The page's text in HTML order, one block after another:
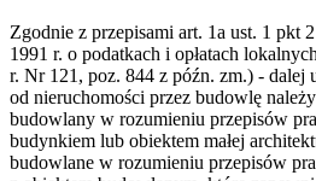
Zgodnie z przepisami art. 1a ust. 1 pkt
1991 r. o podatkach i opłatach
r. Nr 121, poz. 844 z późn. zm.) - dalej
od nieruchomości przez budowlę
budowlany w rozumieniu przepisów
budynkiem lub obiektem małej
budowlane w rozumieniu przepisów